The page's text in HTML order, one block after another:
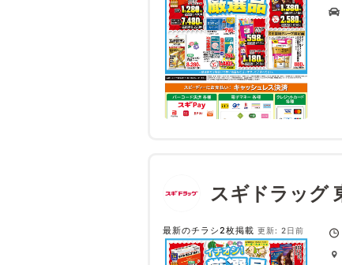
スギドラッグ
最新のチラシ2枚掲載 更新: 2日前